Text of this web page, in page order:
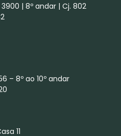
| 8º andar | Cj. 802
– 8º ao 10º andar
11